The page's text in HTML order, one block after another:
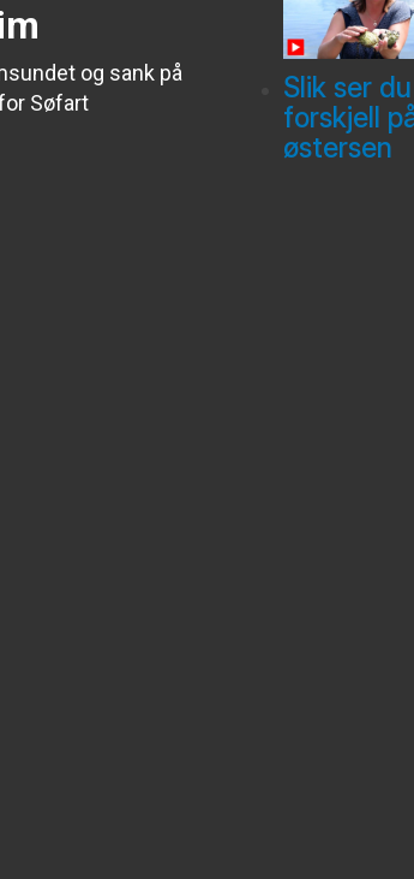
og sank på
Søfart
Slik ser du
forskjell
østersen